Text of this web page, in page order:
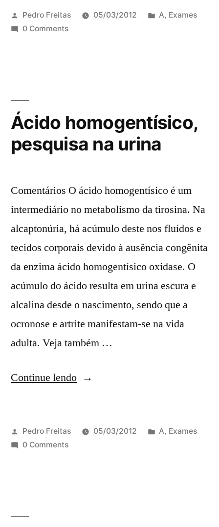
Pedro Freitas 05/03/2012 A, Exames
0 Comments
Ácido homogentísico,
pesquisa na urina
Comentários O ácido homogentísico é um
intermediário no metabolismo da tirosina. Na
alcaptonúria, há acúmulo deste nos fluídos e
tecidos corporais devido à ausência congênita
da enzima ácido homogentísico oxidase. O
acúmulo do ácido resulta em urina escura e
alcalina desde o nascimento, sendo que a
ocronose e artrite manifestam-se na vida
adulta. Veja também …
Continue lendo
Pedro Freitas 05/03/2012 A, Exames
0 Comments